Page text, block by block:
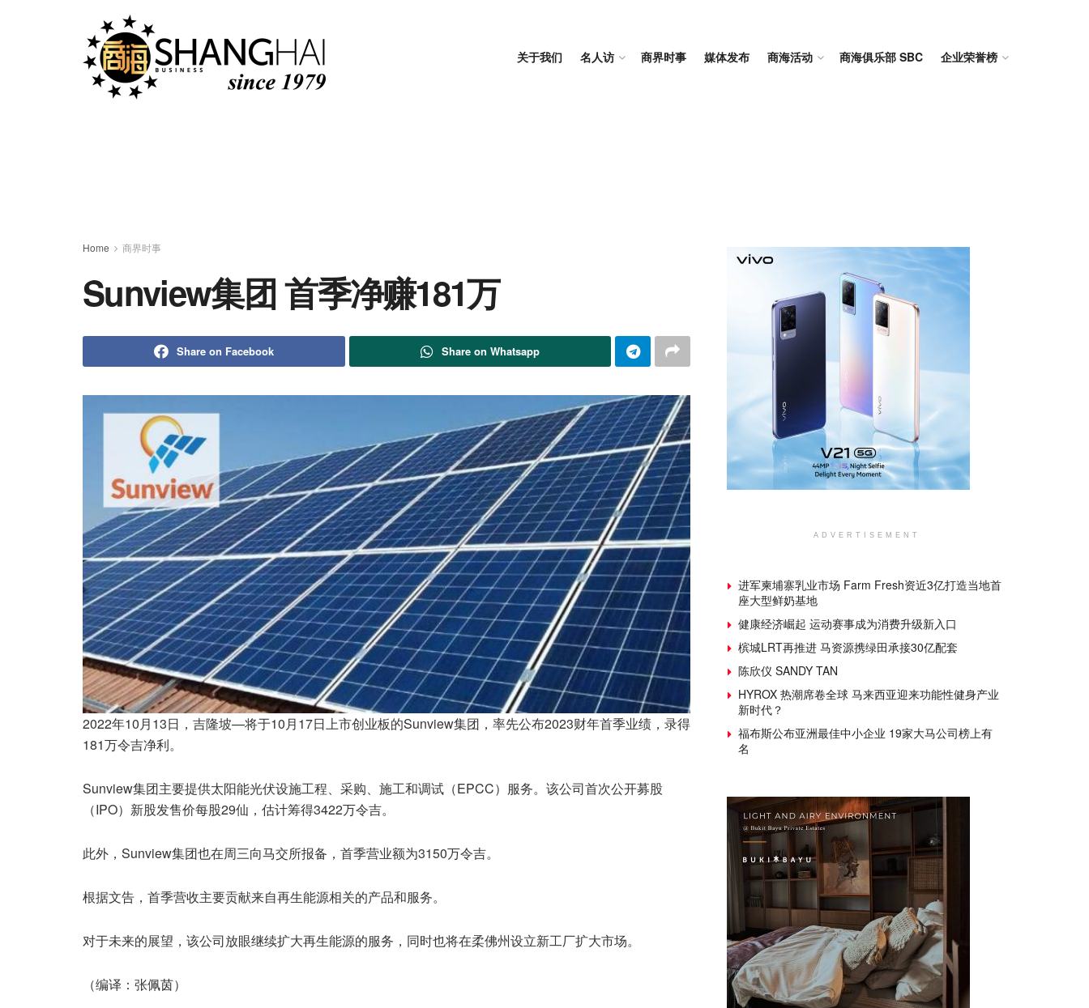
关于我们 名人访 商界时事 媒体发布 商海活动 商海俱乐部 SBC 企业荣誉榜
Home 商界时事
Sunview集团 首季净赚181万
Share on Facebook Share on Whatsapp
2022年10月13日，吉隆坡—将于10月17日上市创业板的Sunview集团，率先公布2023财年首季业绩，录得
181万令吉净利。
Sunview集团主要提供太阳能光伏设施工程、采购、施工和调试（EPCC）服务。该公司首次公开募股
（IPO）新股发售价每股29仙，估计筹得3422万令吉。
此外，Sunview集团也在周三向马交所报备，首季营业额为3150万令吉。
根据文告，首季营收主要贡献来自再生能源相关的产品和服务。
对于未来的展望，该公司放眼继续扩大再生能源的服务，同时也将在柔佛州设立新工厂扩大市场。
（编译：张佩茵）
ADVERTISEMENT
进军柬埔寨乳业市场 Farm Fresh资近3亿打造当地首
座大型鲜奶基地
健康经济崛起 运动赛事成为消费升级新入口
槟城LRT再推进 马资源携绿田承接30亿配套
陈欣仪 SANDY TAN
HYROX 热潮席卷全球 马来西亚迎来功能性健身产业
新时代？
福布斯公布亚洲最佳中小企业 19家大马公司榜上有
名